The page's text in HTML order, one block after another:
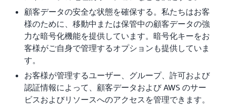
顧客データの安全な状態を確保する。私たちはお客
様のために、移動中または保管中の顧客データの強
力な暗号化機能を提供しています。暗号化キーをお
客様がご自身で管理するオプションも提供していま
す。
お客様が管理するユーザー、グループ、許可および
認証情報によって、顧客データおよび AWS のサー
ビスおよびリソースへのアクセスを管理できます。